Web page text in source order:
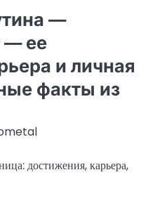
—
— ее
и личная
факты из